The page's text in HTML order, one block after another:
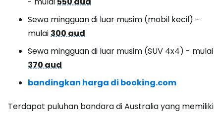
Sewa mingguan di luar musim (mobil kecil) -
mulai300 aud
Sewa mingguan di luar musim (SUV 4x4) - mulai
370 aud
bandingkan harga di booking.com
Terdapat puluhan bandara di Australia yang memiliki